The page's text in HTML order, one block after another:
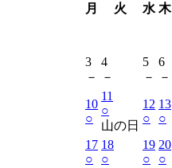
月
火 水 木
3
－
4
－
5
－
6
－
10
○
11
○
山の日
12
○
13
○
17
○
18
○
19
○
20
○